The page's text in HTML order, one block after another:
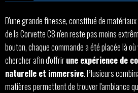
D'une grande finesse, constitué de
de la Corvette C8 n'en reste pas moins
bouton, chaque commande a été placée là
chercher afin d'offrirune expérience de
naturelle et immersive. Plusieurs
matières permettent de trouver l'ambiance